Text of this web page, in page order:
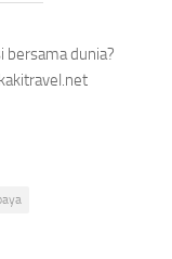
bersama dunia?